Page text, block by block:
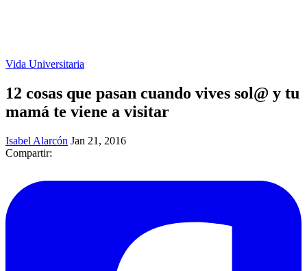
Vida Universitaria
12 cosas que pasan cuando vives sol@ y tu
mamá te viene a visitar
Isabel Alarcón Jan 21, 2016
Compartir: